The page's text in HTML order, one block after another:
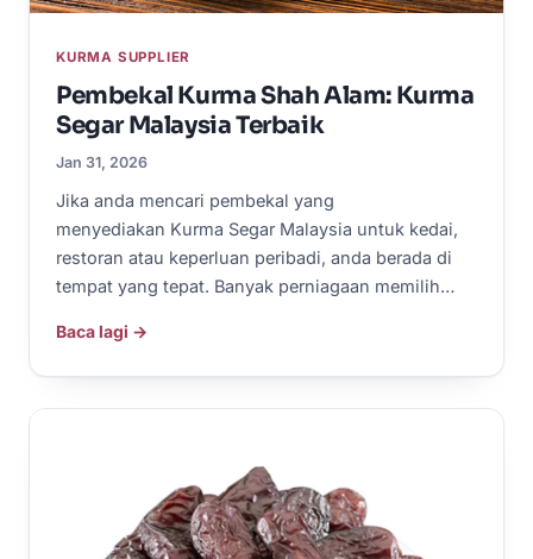
KURMA SUPPLIER
Pembekal Kurma Shah Alam: Kurma
Segar Malaysia Terbaik
Jan 31, 2026
Jika anda mencari pembekal yang
menyediakan Kurma Segar Malaysia untuk kedai,
restoran atau keperluan peribadi, anda berada di
tempat yang tepat. Banyak perniagaan memilih…
Baca lagi →